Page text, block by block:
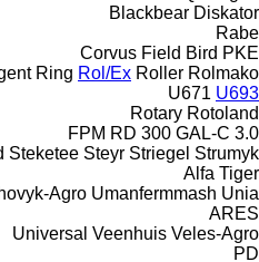
Blackbear Diskator
Rabe
Corvus Field Bird PKE
Ring Rol/Ex Roller Rolmako
U671 U693
Rotary Rotoland
FPM RD 300 GAL-C 3.0
Steketee Steyr Striegel Strumyk
Alfa Tiger
Agro Umanfermmash Unia
ARES
Universal Veenhuis Veles-Agro
PD